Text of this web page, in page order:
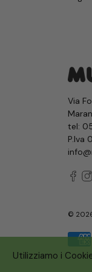
Via
tel:
P.Iva
©
Utilizziamo i